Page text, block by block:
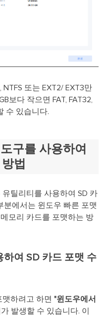
NTFS 또는 EXT2/ EXT3만
보다 작으면 FAT, FAT32,
수 있습니다.
구를 사용하여
법
틸리티를 사용하여 SD 카
분에서는 윈도우 빠른 포맷
모리 카드를 포맷하는 방
하여 SD 카드 포맷 수
맷하려고 하면"윈도우에서
발생할 수 있습니다. 이